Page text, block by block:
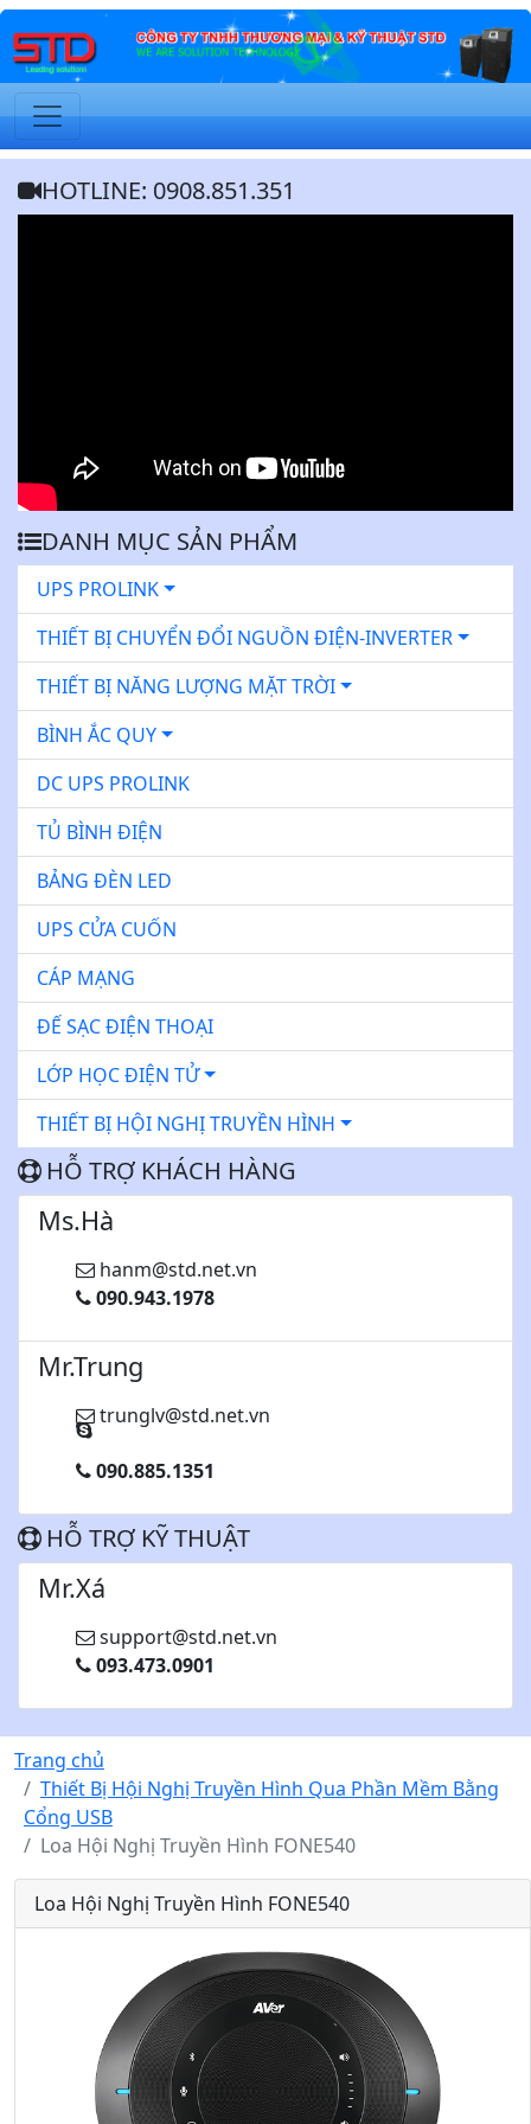
HOTLINE: 0908.851.351
DANH MỤC SẢN PHẨM
UPS PROLINK
THIẾT BỊ CHUYỂN ĐỔI NGUỒN ĐIỆN-INVERTER
THIẾT BỊ NĂNG LƯỢNG MẶT TRỜI
BÌNH ẮC QUY
DC UPS PROLINK
TỦ BÌNH ĐIỆN
BẢNG ĐÈN LED
UPS CỬA CUỐN
CÁP MẠNG
ĐẾ SẠC ĐIỆN THOẠI
LỚP HỌC ĐIỆN TỬ
THIẾT BỊ HỘI NGHỊ TRUYỀN HÌNH
HỖ TRỢ KHÁCH HÀNG
Ms.Hà
hanm@std.net.vn
090.943.1978
Mr.Trung
trunglv@std.net.vn
090.885.1351
HỖ TRỢ KỸ THUẬT
Mr.Xá
support@std.net.vn
093.473.0901
Trang chủ
Thiết Bị Hội Nghị Truyền Hình Qua Phần Mềm Bằng
Cổng USB
Loa Hội Nghị Truyền Hình FONE540
Loa Hội Nghị Truyền Hình FONE540